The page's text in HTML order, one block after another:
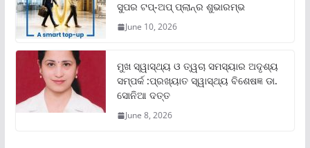
ସୁପର ଟପ୍‌-ଅପ୍ ପ୍ଲାନ୍‌ର ଶୁଭାରମ୍ଭ
June 10, 2026
ମୁଖ ସ୍ୱାସ୍ଥ୍ୟ ଓ ତ୍ୱଚା ସମସ୍ୟାର ଅଦୃଶ୍ୟ
ସମ୍ପର୍କ :ପ୍ରଖ୍ୟାତ ସ୍ୱାସ୍ଥ୍ୟ ବିଶେଷଜ୍ଞ ଡା.
ସୋନିଆ ଦତ୍ତ
June 8, 2026